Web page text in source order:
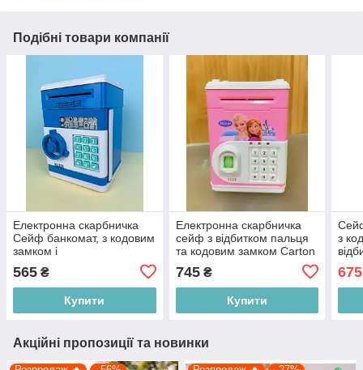
Подібні товари компанії
Електронна скарбничка
Сейф банкомат, з кодовим
замком і
"класична" синя
565 ₴
Купити
Електронна скарбничка
сейф з відбитком пальця
та кодовим замком Carton
745₴
Купити
з
675
Акційні пропозиції та новинки